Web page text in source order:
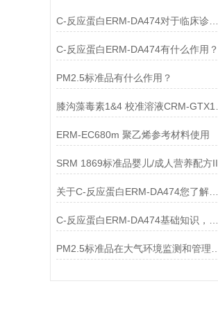
C-反应蛋白ERM-DA474对于临床诊断至关重要
C-反应蛋白ERM-DA474有什么作用？
PM2.5标准品有什么作用？
ERM-EC680m 聚乙烯参考材料使用
SRM 1869标准品婴儿/成人营养配方II
关于C-反应蛋白ERM-DA474您了解多少？